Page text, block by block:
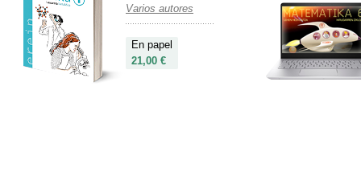
Varios autores
En papel
21,00 €